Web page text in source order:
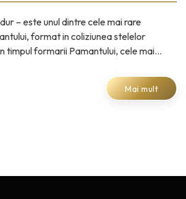
– este unul dintre cele mai rare
format in coliziunea stelelor
timpul formarii Pamantului, cele mai
Mai mult